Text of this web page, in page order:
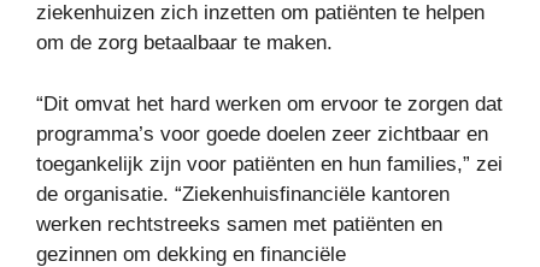
ziekenhuizen zich inzetten om patiënten te helpen
om de zorg betaalbaar te maken.
“Dit omvat het hard werken om ervoor te zorgen dat
programma’s voor goede doelen zeer zichtbaar en
toegankelijk zijn voor patiënten en hun families,” zei
de organisatie. “Ziekenhuisfinanciële kantoren
werken rechtstreeks samen met patiënten en
gezinnen om dekking en financiële